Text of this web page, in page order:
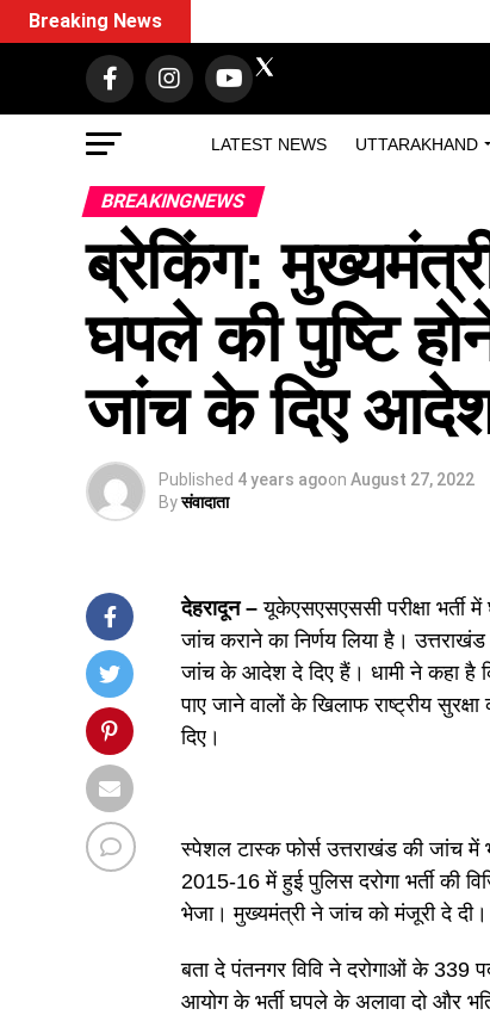
LATEST NEWS UTTARAKHAND
Breaking News
BREAKINGNEWS
ब्रेकिंग: मुख्यमंत्री
घपले की पुष्टि
जांच के दिए
Published 4 years agoon August 27, 2022
Byसंवादाता
देहरादून –यूकेएसएसएससी परीक्षा भर्ती
जांच कराने का निर्णय लिया है।
जांच के आदेश दे दिए हैं। धामी ने कहा है कि
पाए जाने वालों के खिलाफ राष्ट्रीय
दिए।
स्पेशल टास्क फोर्स उत्तराखंड की जांच में
2015-16 में हुई पुलिस दरोगा भर्ती की
भेजा। मुख्यमंत्री ने जांच को मंजूरी दे
बता दे पंतनगर विवि ने दरोगाओं के 339
आयोग के भर्ती घपले के अलावा दो और